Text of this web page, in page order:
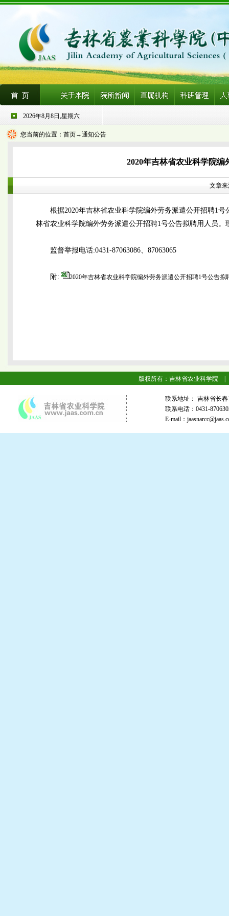
2026年8月8日,星期六
您当前的位置： 首页→通知公告
2020年吉林省农业科学院
文章
根据2020年吉林省农业科学院编外劳务派遣公开招聘1号
林省农业科学院编外劳务派遣公开招聘1号公告拟聘用人员。
监督举报电话:0431-87063086、87063065
附: 2020年吉林省农业科学院编外劳务派遣公开招聘1号公告拟
版权所有：吉林省农业科学院 |
联系地址： 吉林省
联系电话：0431-
E-mail：